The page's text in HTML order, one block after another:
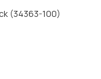
(34363-100)